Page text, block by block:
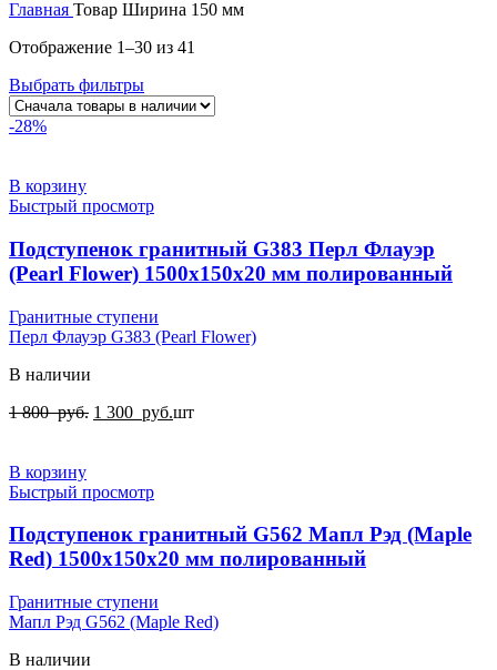
Главная Товар Ширина 150 мм
Отображение 1–30 из 41
Выбрать фильтры
-28%
В корзину
Быстрый просмотр
Подступенок гранитный G383 Перл Флауэр
(Pearl Flower) 1500x150x20 мм полированный
Гранитные ступени
Перл Флауэр G383 (Pearl Flower)
В наличии
1 800руб. 1 300 руб.шт
В корзину
Быстрый просмотр
Подступенок гранитный G562 Мапл Рэд (Maple
Red) 1500x150x20 мм полированный
Гранитные ступени
Мапл Рэд G562 (Maple Red)
В наличии